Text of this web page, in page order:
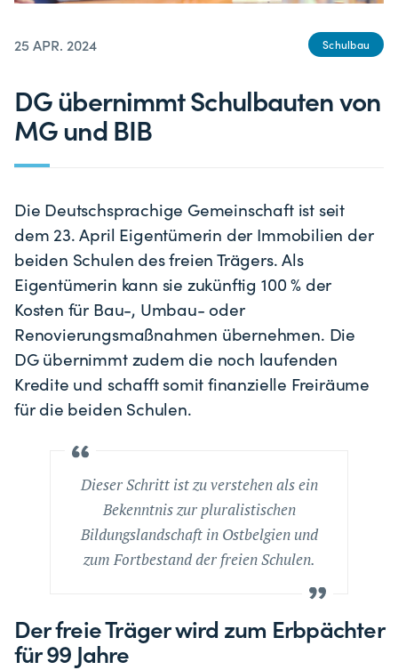
25 APR. 2024 Schulbau
DG übernimmt Schulbauten von
MG und BIB
Die Deutschsprachige Gemeinschaft ist seit
dem 23. April Eigentümerin der Immobilien der
beiden Schulen des freien Trägers. Als
Eigentümerin kann sie zukünftig 100 % der
Kosten für Bau-, Umbau- oder
Renovierungsmaßnahmen übernehmen. Die
DG übernimmt zudem die noch laufenden
Kredite und schafft somit finanzielle Freiräume
für die beiden Schulen.
Dieser Schritt ist zu verstehen als ein
Bekenntnis zur pluralistischen
Bildungslandschaft in Ostbelgien und
zum Fortbestand der freien Schulen.
Der freie Träger wird zum Erbpächter
für 99 Jahre